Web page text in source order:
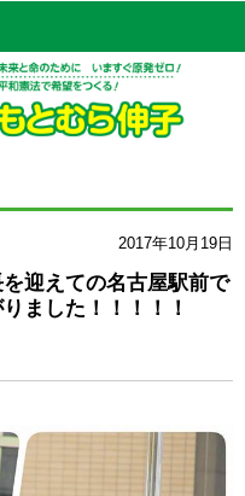
2017年10月19日
迎えての名古屋駅前で
ました！！！！！